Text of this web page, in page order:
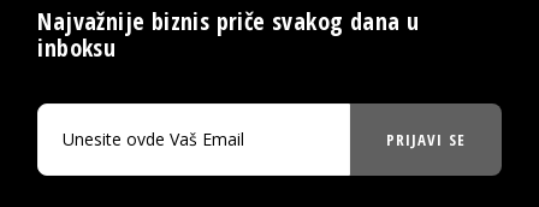
Najvažnije biznis priče svakog dana u
inboksu
PRIJAVI SE